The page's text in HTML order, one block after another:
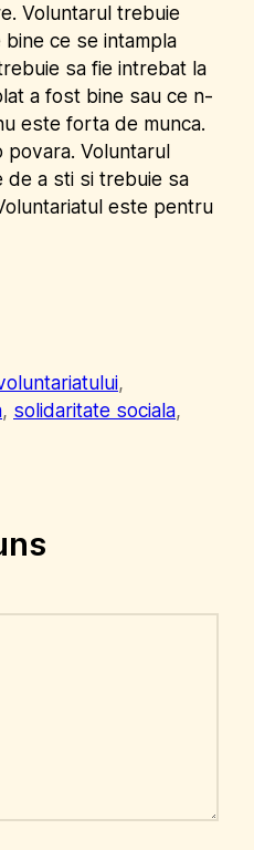
Voluntarul trebuie
ce se intampla
sa fie intrebat la
a fost bine sau ce n-
este forta de munca.
povara. Voluntarul
de a sti si trebuie sa
este pentru
, solidaritate sociala